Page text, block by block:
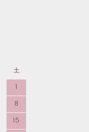
土
1
8
15